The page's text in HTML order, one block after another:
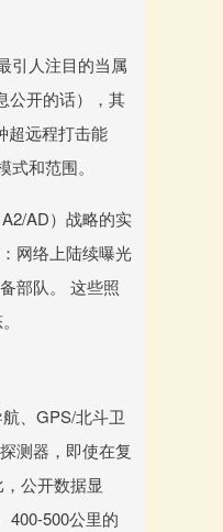
引人注目的当属
公开的话），其
超远程打击能
和范围。
AD）战略的实
网络上陆续曝光
部队。 这些照
、GPS/北斗卫
测器，即使在复
公开数据显
400-500公里的